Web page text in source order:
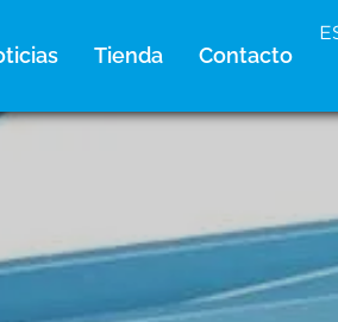
Tienda Contacto